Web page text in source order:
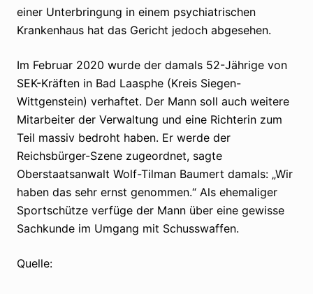
einer Unterbringung in einem psychiatrischen
Krankenhaus hat das Gericht jedoch abgesehen.
Im Februar 2020 wurde der damals 52-Jährige von
SEK-Kräften in Bad Laasphe (Kreis Siegen-
Wittgenstein) verhaftet. Der Mann soll auch weitere
Mitarbeiter der Verwaltung und eine Richterin zum
Teil massiv bedroht haben. Er werde der
Reichsbürger-Szene zugeordnet, sagte
Oberstaatsanwalt Wolf-Tilman Baumert damals: „Wir
haben das sehr ernst genommen.“ Als ehemaliger
Sportschütze verfüge der Mann über eine gewisse
Sachkunde im Umgang mit Schusswaffen.
Quelle: